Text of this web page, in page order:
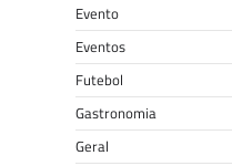
Evento
Eventos
Futebol
Gastronomia
Geral